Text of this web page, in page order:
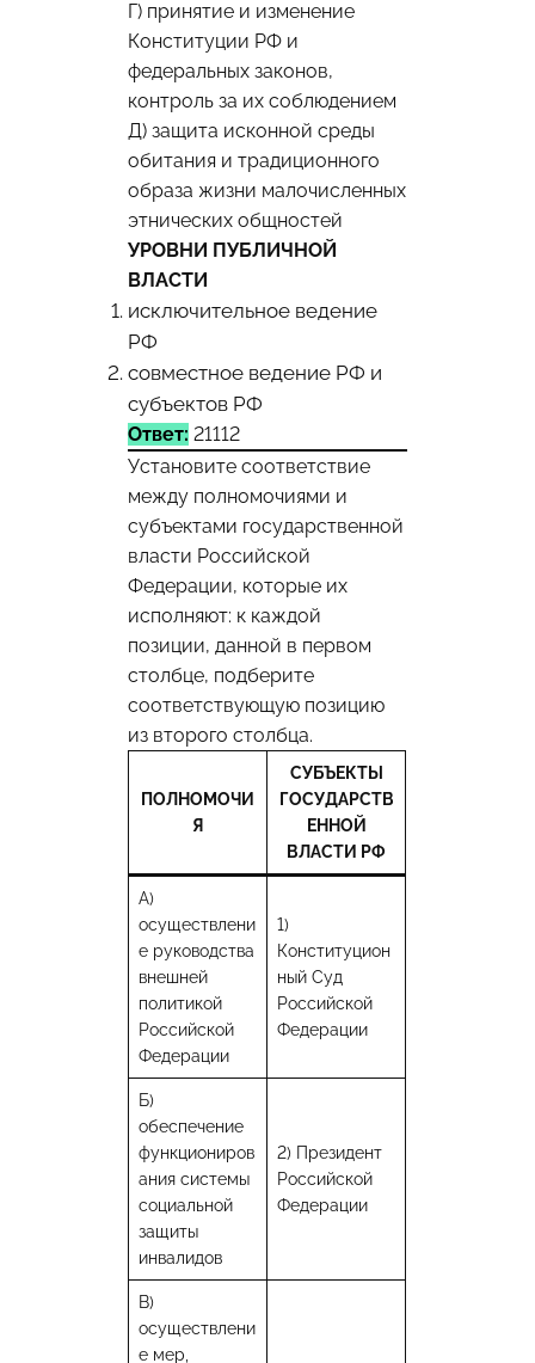
Г) принятие и изменение
Конституции РФ и
федеральных законов,
контроль за их соблюдением
Д) защита исконной среды
обитания и традиционного
образа жизни малочисленных
этнических общностей
УРОВНИ ПУБЛИЧНОЙ
ВЛАСТИ
исключительное ведение
РФ
совместное ведение РФ и
субъектов РФ
Ответ: 21112
Установите соответствие
между полномочиями и
субъектами государственной
власти Российской
Федерации, которые их
исполняют: к каждой
позиции, данной в первом
столбце, подберите
соответствующую позицию
из второго столбца.
ПОЛНОМОЧИ
Я
СУБЪЕКТЫ
ГОСУДАРСТВ
ЕННОЙ
ВЛАСТИ РФ
А)
осуществлени
е руководства
внешней
политикой
Российской
Федерации
1)
Конституцион
ный Суд
Российской
Федерации
Б)
обеспечение
функциониров
ания системы
социальной
защиты
инвалидов
2) Президент
Российской
Федерации
В)
осуществлени
е мер,